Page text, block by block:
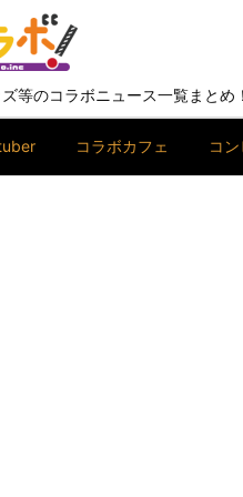
等のコラボニュース一覧まとめ！
コラボカフェ コ